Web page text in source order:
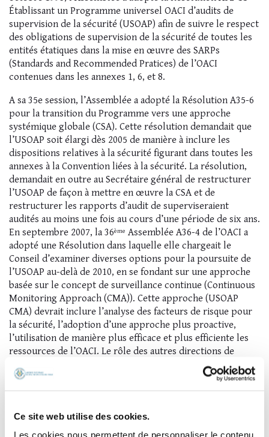
Ce site web utilise des cookies.
Les cookies nous permettent de personnaliser le contenu
Établissant un Programme universel OACI d’audits de
supervision de la sécurité (USOAP) afin de suivre le respect
des obligations de supervision de la sécurité de toutes les
entités étatiques dans la mise en œuvre des SARPs
(Standards and Recommended Pratices) de l’OACI
contenues dans les annexes 1, 6, et 8.
A sa 35e session, l’Assemblée a adopté la Résolution A35-6
pour la transition du Programme vers une approche
systémique globale (CSA). Cette résolution demandait que
l’USOAP soit élargi dès 2005 de manière à inclure les
dispositions relatives à la sécurité figurant dans toutes les
annexes à la Convention liées à la sécurité. La résolution,
demandait en outre au Secrétaire général de restructurer
l’USOAP de façon à mettre en œuvre la CSA et de
restructurer les rapports d’audit de superviseraient
audités au moins une fois au cours d’une période de six ans.
En septembre 2007, la 36ème Assemblée A36-4 de l’OACI a
adopté une Résolution dans laquelle elle chargeait le
Conseil d’examiner diverses options pour la poursuite de
l’USOAP au-delà de 2010, en se fondant sur une approche
basée sur le concept de surveillance continue (Continuous
Monitoring Approach (CMA)). Cette approche (USOAP
CMA) devrait inclure l’analyse des facteurs de risque pour
la sécurité, l’adoption d’une approche plus proactive,
l’utilisation de manière plus efficace et plus efficiente les
ressources de l’OACI. Le rôle des autres directions de
l’OACI et des bureaux régionaux devant s’accroitre.
cruciaux de supervision de la sécurité (ÉC) 1 à 5 font l’objet